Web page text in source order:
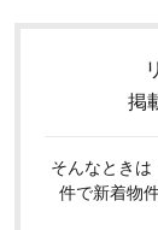
掲
そんなときは
件で新着物